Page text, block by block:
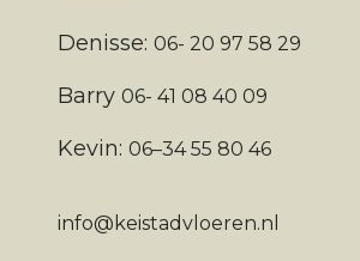
Denisse: 06- 20 97 58 29
Barry 06- 41 08 40 09
Kevin: 06–34 55 80 46
info@keistadvloeren.nl